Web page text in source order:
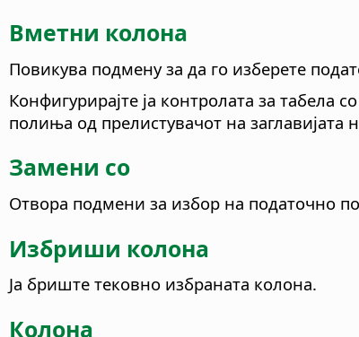
Вметни колона
Повикува подмену за да го изберете
Конфигурирајте ја контролата за
полиња од прелистувачот на
Замени со
Отвора подмени за избор на податочно
Избриши колона
Ја бриште тековно избраната колона.
Колона